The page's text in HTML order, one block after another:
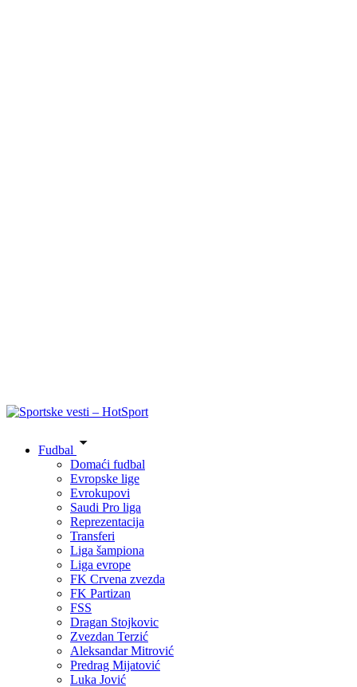
Fudbal
Domaći fudbal
Evropske lige
Evrokupovi
Saudi Pro liga
Reprezentacija
Transferi
Liga šampiona
Liga evrope
FK Crvena zvezda
FK Partizan
FSS
Dragan Stojkovic
Zvezdan Terzić
Aleksandar Mitrović
Predrag Mijatović
Luka Jović